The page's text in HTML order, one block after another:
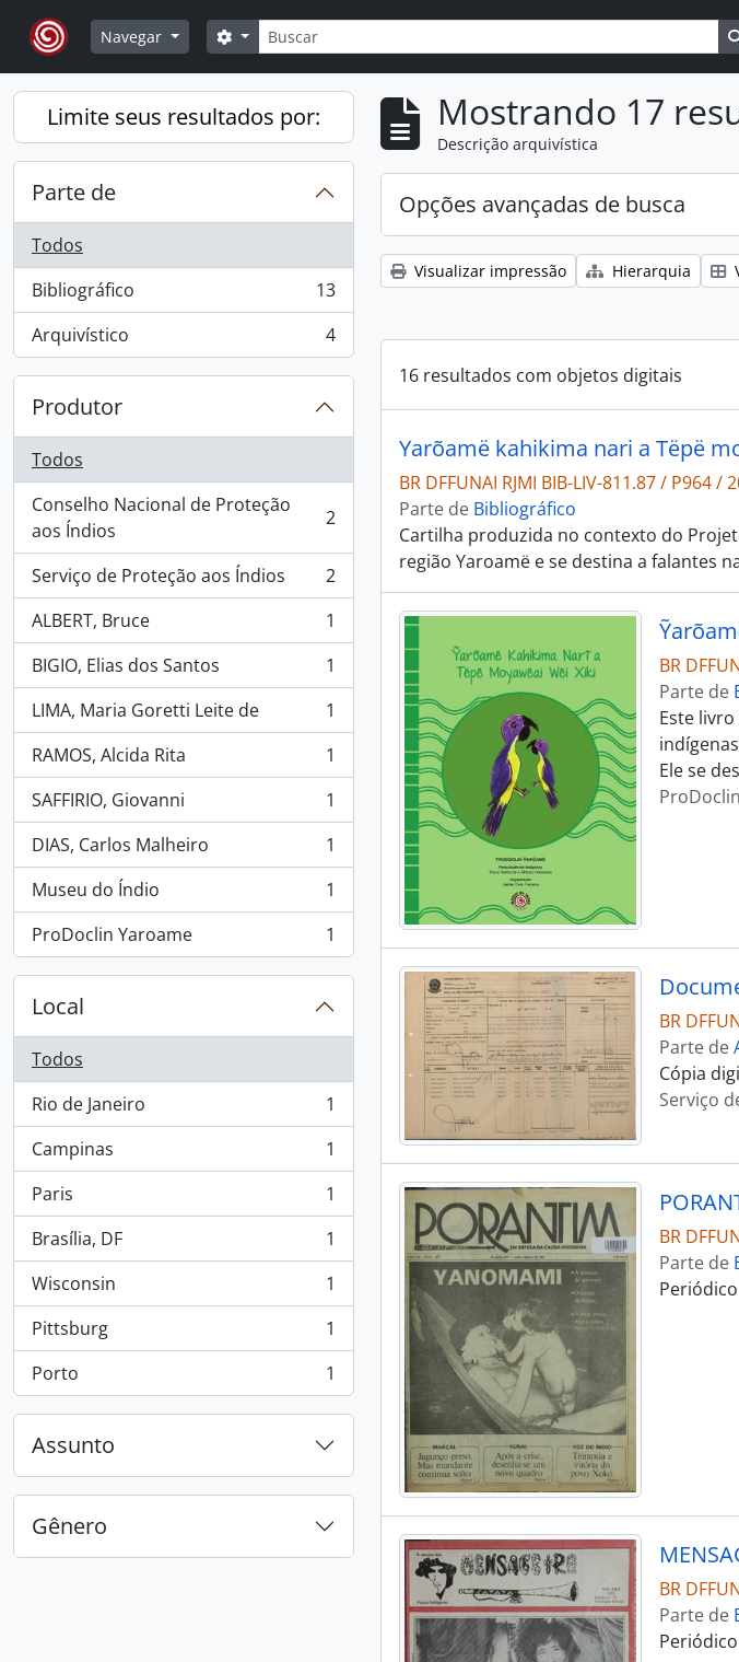
Skip to main content
Navegar
Buscar
Opções de busca
Limite seus resultados por:
Parte de
Todos
Bibliográfico
, 13 resultados
13
Arquivístico
, 4 resultados 4
Produtor
Todos
Conselho Nacional de Proteção
aos Índios
, 2 resultados 2
Serviço de Proteção aos Índios
, 2 resultados
2
ALBERT, Bruce
, 1 resultados
1
BIGIO, Elias dos Santos
, 1 resultados
1
LIMA, Maria Goretti Leite de
, 1 resultados
1
RAMOS, Alcida Rita
, 1 resultados
1
SAFFIRIO, Giovanni
, 1 resultados
1
DIAS, Carlos Malheiro
, 1 resultados
1
Museu do Índio
, 1 resultados
1
ProDoclin Yaroame
, 1 resultados 1
Local
Todos
Rio de Janeiro
, 1 resultados
1
Campinas
, 1 resultados
1
Paris
, 1 resultados
1
Brasília, DF
, 1 resultados
1
Wisconsin
, 1 resultados
1
Pittsburg
, 1 resultados
1
Porto
, 1 resultados 1
Assunto
Gênero
Mostrando 17
Descrição arquivística
Opções avançadas de busca
Visualizar impressão Hierarquia
16 resultados com objetos digitais
Yarõamë kahikima nari a Tëpë
BR DFFUNAI RJMI BIB-LIV-811.87 / P964 /
Parte de Bibliográfico
Cartilha produzida no contexto do
região Yaroamë e se destina a falantes
BR
Parte de
Este
Ele se
BR
Parte de
Cópia
Serviço
BR
Parte de
BR
Parte de